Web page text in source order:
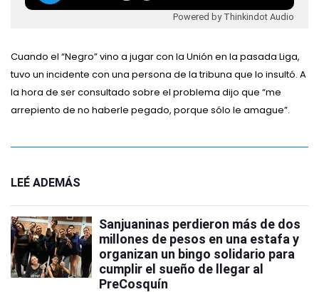
Powered by Thinkindot Audio
Cuando el “Negro” vino a jugar con la Unión en la pasada Liga,
tuvo un incidente con una persona de la tribuna que lo insultó. A
la hora de ser consultado sobre el problema dijo que “me
arrepiento de no haberle pegado, porque sólo le amague”.
LEÉ ADEMÁS
Sanjuaninas perdieron más de dos
millones de pesos en una estafa y
organizan un bingo solidario para
cumplir el sueño de llegar al
PreCosquín